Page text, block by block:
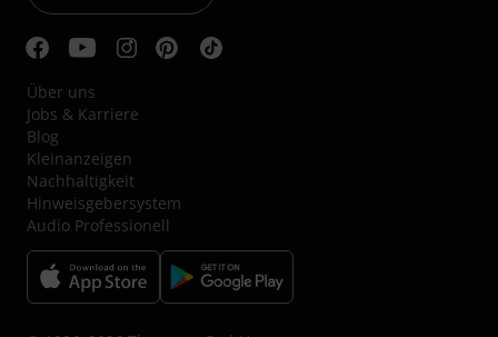
Über uns
Jobs & Karriere
Blog
Kleinanzeigen
Nachhaltigkeit
Hinweisgebersystem
Audio Professionell